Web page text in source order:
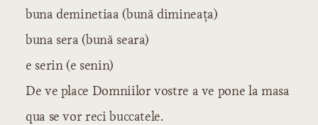
buna deminetiaa (bună dimineaţa)
buna sera (bună seara)
e serin (e senin)
De ve place Domniilor vostre a ve pone la masa
qua se vor reci buccatele.